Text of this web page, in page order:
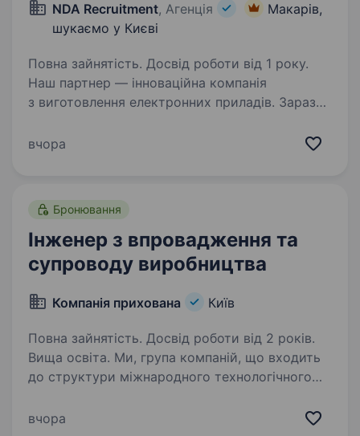
NDA Recruitment, Агенція
Макарів,
шукаємо у Києві
Повна зайнятість. Досвід роботи від 1 року.
Наш партнер — інноваційна компанія
з виготовлення електронних приладів. Зараз
Інженера-технолога. Основними завданнями
вчора
Бронювання
Інженер з впровадження та
супроводу виробництва
Компанія прихована Київ
Повна зайнятість. Досвід роботи від 2 років.
Вища освіта. Ми, група компаній, що входить
до структури міжнародного технологічного
Інженера з впровадження та супроводу
вчора